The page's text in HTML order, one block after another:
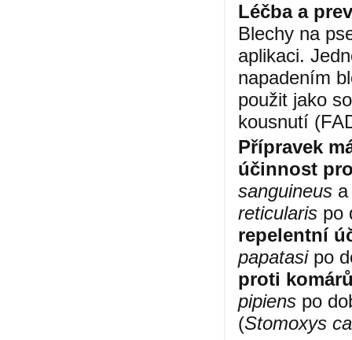
Léčba a
Blechy na
aplikaci.
napadením
použit jako
kousnutí
Přípravek
účinnost
sanguineus a
reticularis po
repelentní
papatasipo
proti
pipiens po
(Stomoxys